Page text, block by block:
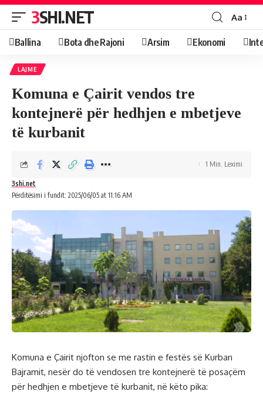
3SHI.NET Aa
Ballina Bota dhe Rajoni Arsim Ekonomi
LAJME
Komuna e Çairit vendos tre
kontejnerë për hedhjen e mbetjeve
të kurbanit
Përditësimi i fundit: 2025/06/05 at 11:16 AM
3shi.net
1 Min. Leximi
Komuna e Çairit njofton se me rastin e festës së Kurban
Bajramit, nesër do të vendosen tre kontejnerë të posaçëm
për hedhjen e mbetjeve të kurbanit, në këto pika: